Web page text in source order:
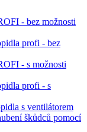
- bez možnosti
profi - bez
- s možnosti
profi - s
s ventilátorem
škůdců pomocí